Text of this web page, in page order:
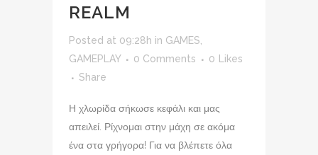
REALM
Posted at 09:28h in GAMES
GAMEPLAY
0 Comments 0
Likes
Share
Η χλωρίδα σήκωσε κεφάλι και μας
απειλεί. Ρίχνομαι στην μάχη σε ακόμα
ένα στα γρήγορα! Για να βλέπετε όλα